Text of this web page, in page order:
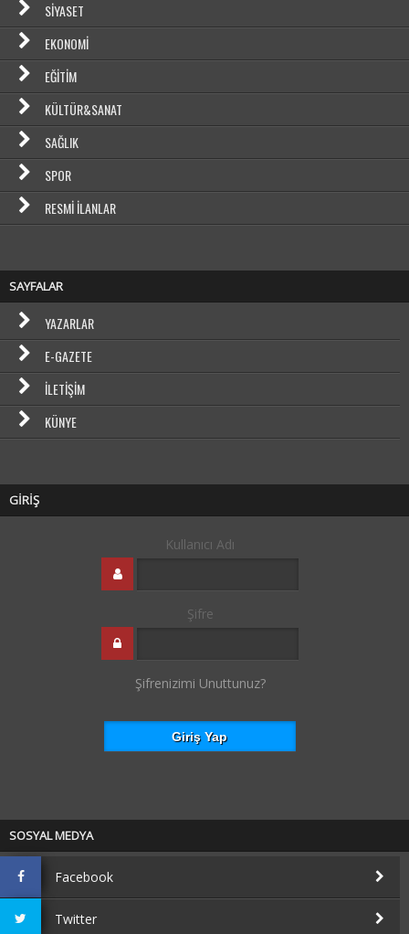
SIYASET
EKONOMI
EĞITIM
KÜLTÜR&SANAT
SAĞLIK
SPOR
RESMI İLANLAR
SAYFALAR
YAZARLAR
E-GAZETE
İLETIŞIM
KÜNYE
GİRİŞ
Kullanıcı Adı
Şifre
Şifrenizimi Unuttunuz?
SOSYAL MEDYA
Facebook
Twitter